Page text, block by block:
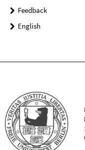
Feedback
English